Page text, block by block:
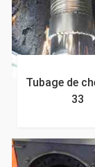
Tubage de
33